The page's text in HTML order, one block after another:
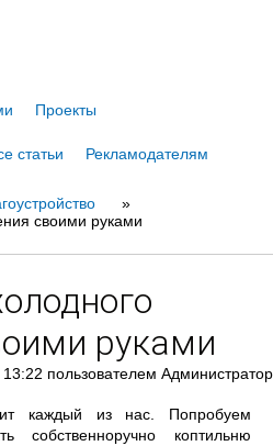
Проекты
статьи Рекламодателям
»
своими руками
руками
13:22 пользователем Администратор
каждый из нас. Попробуем
собственноручно коптильню